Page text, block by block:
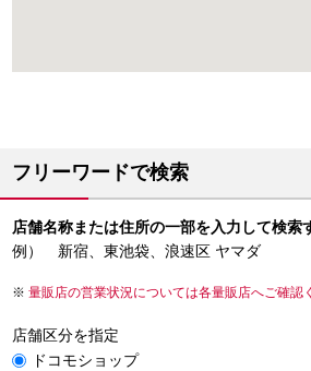
フリーワードで検索
店舗名称または住所の一部を入力して検索
例） 新宿、東池袋、浪速区 ヤマダ
量販店の営業状況については各量販店へご確認
店舗区分を指定
ドコモショップ